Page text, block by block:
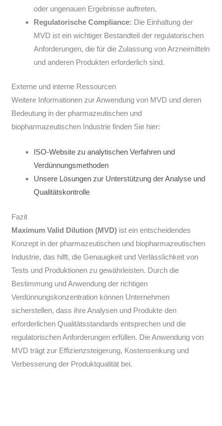
oder ungenauen Ergebnisse auftreten.
Regulatorische Compliance: Die Einhaltung der
MVD ist ein wichtiger Bestandteil der regulatorischen
Anforderungen, die für die Zulassung von Arzneimitteln
und anderen Produkten erforderlich sind.
Externe und interne Ressourcen
Weitere Informationen zur Anwendung von MVD und deren
Bedeutung in der pharmazeutischen und
biopharmazeutischen Industrie finden Sie hier:
ISO-Website zu analytischen Verfahren und
Verdünnungsmethoden
Unsere Lösungen zur Unterstützung der Analyse und
Qualitätskontrolle
Fazit
Maximum Valid Dilution (MVD) ist ein entscheidendes
Konzept in der pharmazeutischen und biopharmazeutischen
Industrie, das hilft, die Genauigkeit und Verlässlichkeit von
Tests und Produktionen zu gewährleisten. Durch die
Bestimmung und Anwendung der richtigen
Verdünnungskonzentration können Unternehmen
sicherstellen, dass ihre Analysen und Produkte den
erforderlichen Qualitätsstandards entsprechen und die
regulatorischen Anforderungen erfüllen. Die Anwendung von
MVD trägt zur Effizienzsteigerung, Kostensenkung und
Verbesserung der Produktqualität bei.